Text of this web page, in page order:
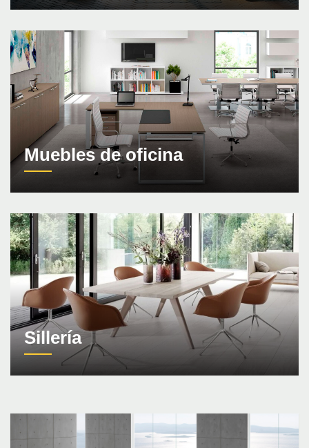
Muebles de oficina
Sillería